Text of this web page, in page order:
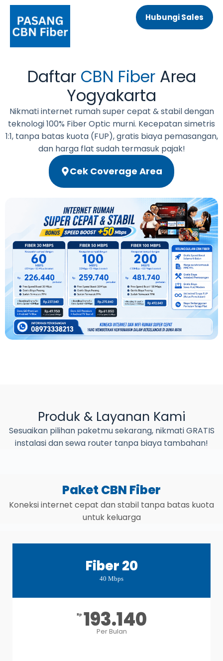
Hubungi Sales
Daftar CBN FiberArea
Yogyakarta
Nikmati internet rumah super cepat & stabil dengan
teknologi 100% Fiber Optic murni. Kecepatan simetris
1:1, tanpa batas kuota (FUP), gratis biaya pemasangan,
dan harga flat sudah termasuk pajak!
Cek Coverage Area
Produk & Layanan Kami
Sesuaikan pilihan paketmu sekarang, nikmati GRATIS
instalasi dan sewa router tanpa biaya tambahan!
Paket CBN Fiber
Koneksi internet cepat dan stabil tanpa batas kuota
untuk keluarga
Fiber 20
40 Mbps
Rp 193.140
Per Bulan